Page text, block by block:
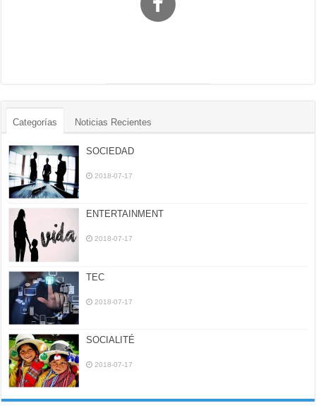
Categorías Noticias Recientes
SOCIEDAD
2018-07-17
ENTERTAINMENT
2018-07-17
TEC
2018-07-17
SOCIALITÉ
2018-07-17